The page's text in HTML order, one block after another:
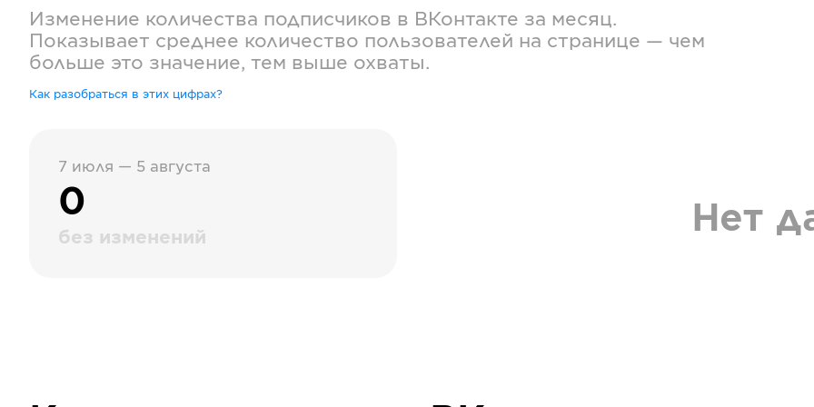
Изменение количества подписчиков в ВКонтакте за месяц.
Показывает среднее количество пользователей на странице — чем
больше это значение, тем выше охваты.
Как разобраться в этих цифрах?
7 июля — 5 августа
0
без изменений Нет